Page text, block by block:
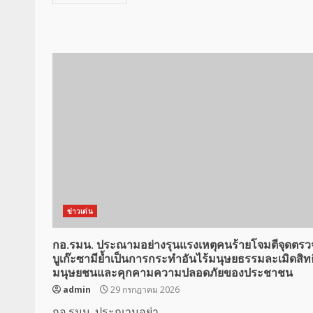
ข่าวเด่น
กอ.รมน. ประณามอย่างรุนแรงเหตุคนร้ายโจมตีจุดตรว
บูเก๊ะซามีย้ำเป็นการกระทำอันไร้มนุษยธรรมละเมิดสิ
มนุษยชนและคุกคามความปลอดภัยของประชาชน
admin 29 กรกฎาคม 2026